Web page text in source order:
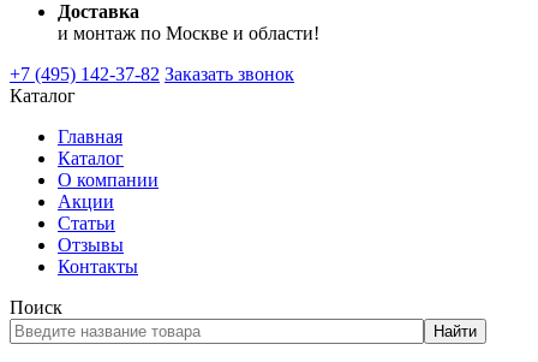
Доставка
и монтаж по Москве и области!
+7 (495) 142-37-82 Заказать звонок
Каталог
Главная
Каталог
О компании
Акции
Статьи
Отзывы
Контакты
Поиск
Найти